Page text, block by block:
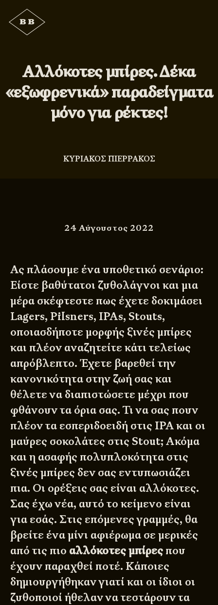
Αλλόκοτες μπίρες. Δέκα
«εξωφρενικά» παραδείγματα
μόνο για ρέκτες!
ΚΥΡΙΑΚΟΣ ΠΙΕΡΡΑΚΟΣ
24 Αύγουστος 2022
Ας πλάσουμε ένα υποθετικό σενάριο:
Είστε βαθύτατοι ζυθολάγνοι και μια
μέρα σκέφτεστε πως έχετε δοκιμάσει
Lagers, Pilsners, IPAs, Stouts,
οποιασδήποτε μορφής ξινές μπίρες
και πλέον αναζητείτε κάτι τελείως
απρόβλεπτο. Έχετε βαρεθεί την
κανονικότητα στην ζωή σας και
θέλετε να διαπιστώσετε μέχρι που
φθάνουν τα όρια σας. Τι να σας πουν
πλέον τα εσπεριδοειδή στις IPA και οι
μαύρες σοκολάτες στις Stout; Ακόμα
και η ασαφής πολυπλοκότητα στις
ξινές μπίρες δεν σας εντυπωσιάζει
πια. Οι ορέξεις σας είναι αλλόκοτες.
Σας έχω νέα, αυτό το κείμενο είναι
για εσάς. Στις επόμενες γραμμές, θα
βρείτε ένα μίνι αφιέρωμα σε μερικές
από τις πιο αλλόκοτες μπίρες που
έχουν παραχθεί ποτέ. Κάποιες
δημιουργήθηκαν γιατί και οι ίδιοι οι
ζυθοποιοί ήθελαν να τεστάρουν τα